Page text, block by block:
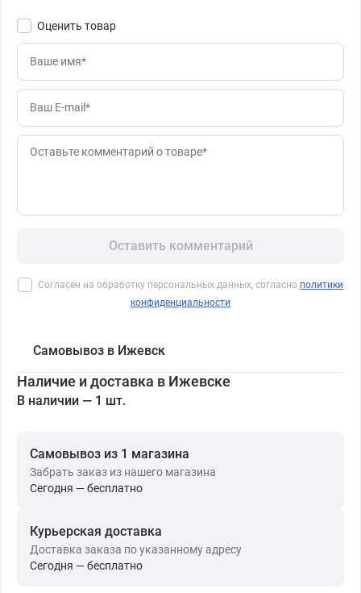
Оценить товар
Оставить комментарий
Согласен на обработку персональных данных, согласно политики
конфиденциальности
Самовывоз в Ижевск
Наличие и доставка в Ижевске
В наличии — 1 шт.
Самовывоз из 1 магазина
Забрать заказ из нашего магазина
Сегодня — бесплатно
Курьерская доставка
Доставка заказа по указанному адресу
Сегодня — бесплатно